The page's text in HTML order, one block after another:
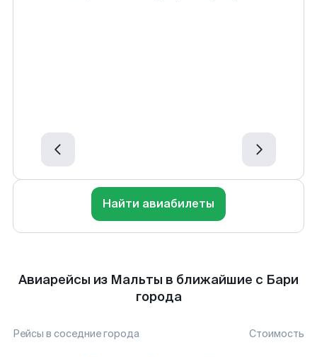
Найти авиабилеты
Авиарейсы из Мальты в ближайшие с Бари
города
Рейсы в соседние города Стоимость